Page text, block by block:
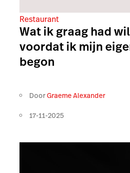
Restaurant
Wat ik graag had
voordat ik mijn
begon
DoorGraeme Alexander
17-11-2025